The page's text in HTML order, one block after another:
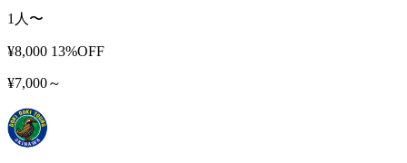
1人〜
¥8,000 13%OFF
¥7,000～